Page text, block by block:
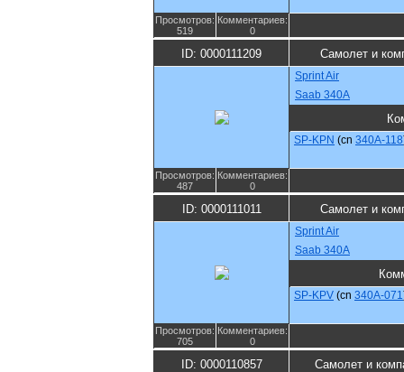
Просмотров:
519
Комментариев:
0
ID: 0000111209 Самолет и
Sprint Air
Saab 340A
SP-KPN (cn 340A-118
Просмотров:
487
Комментариев:
0
ID: 0000111011 Самолет и
Sprint Air
Saab 340A
SP-KPV (cn 340A-071
Просмотров:
705
Комментариев:
0
ID: 0000110857 Самолет и